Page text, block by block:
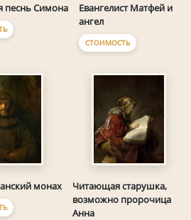
песнь Симона
Евангелист Матфей и
ангел
СТОИМОСТЬ
монах
Читающая старушка,
возможно пророчица
Анна